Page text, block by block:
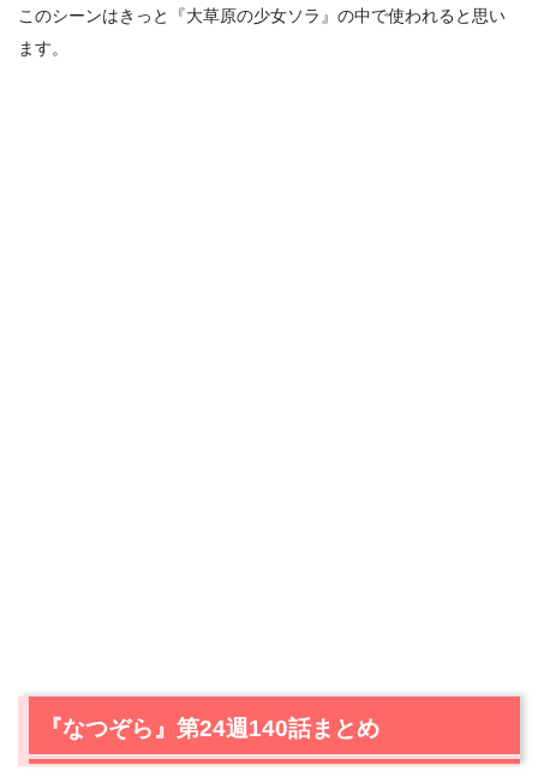
このシーンはきっと『大草原の少女ソラ』の中で使われると思い
ます。
『なつぞら』第24週140話まとめ